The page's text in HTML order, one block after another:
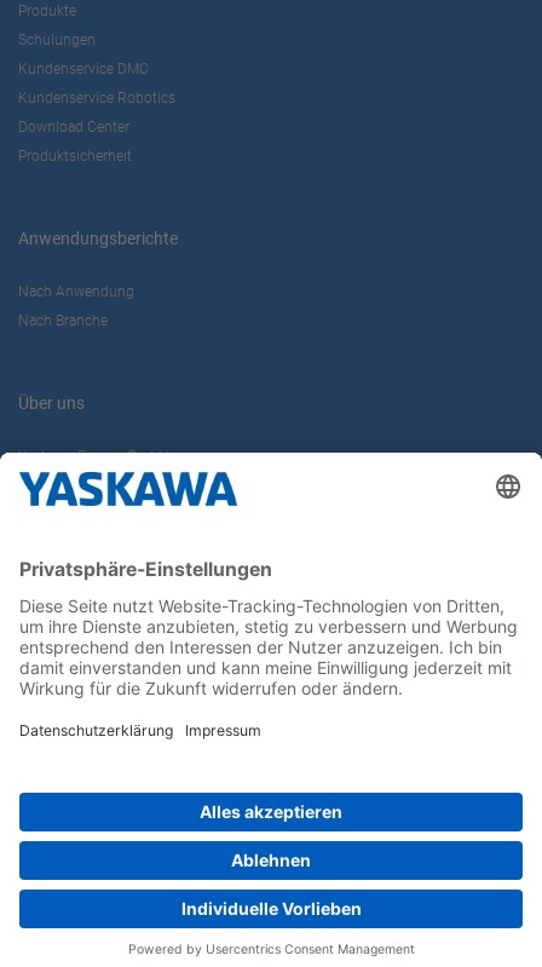
Produkte
Schulungen
Kundenservice DMC
Kundenservice Robotics
Download Center
Produktsicherheit
Anwendungsberichte
Nach Anwendung
Nach Branche
Über uns
Yaskawa Europe GmbH
Karriere
Newsletter
Follow us on...
Home
Whistleblowing
Yaskawa Europe GmbH